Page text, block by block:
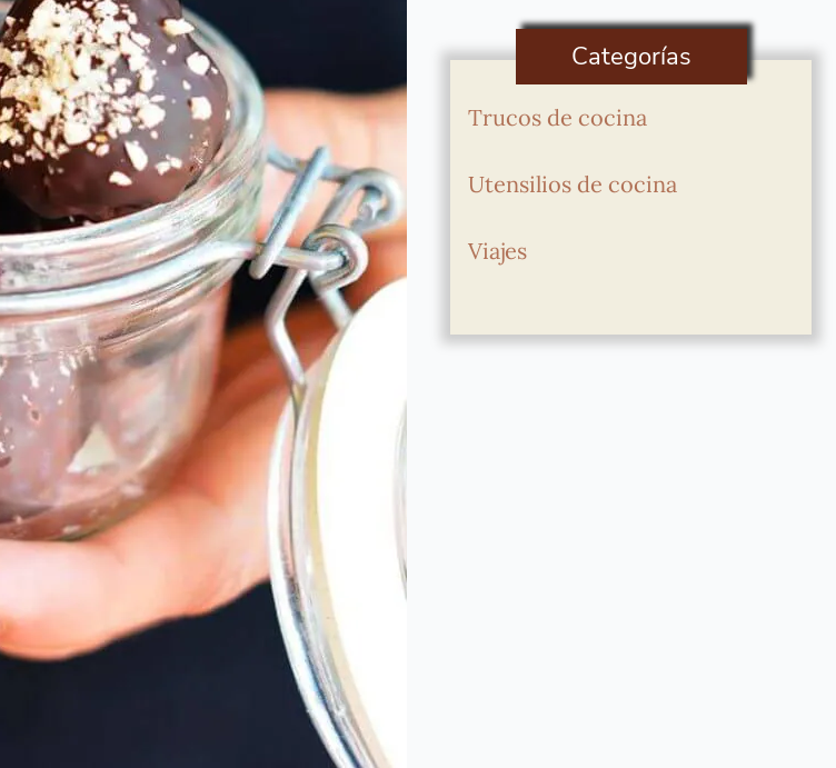
Categorías
Trucos de cocina
Utensilios de cocina
Viajes